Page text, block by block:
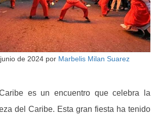
de 2024 por Marbelis Milan Suarez
es un encuentro que celebra la
del Caribe. Esta gran fiesta ha tenido